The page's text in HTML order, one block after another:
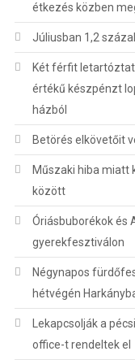
étkezés közben
Júliusban 1,2
Két férfit
értékű készpénzt
házból
Betörés elkövetőit
Műszaki hiba miatt
között
Óriásbuborékok és
gyerekfesztiválon
Négynapos
hétvégén
Lekapcsolják a
office-t rendeltek el